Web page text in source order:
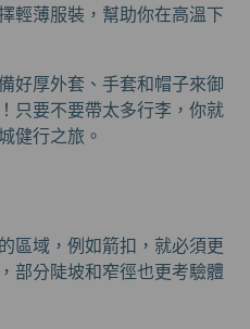
輕薄服裝，幫助你在高溫下
好厚外套、手套和帽子來御
只要不要帶太多行李，你就
健行之旅。
區域，例如箭扣，就必須更
部分陡坡和窄徑也更考驗體